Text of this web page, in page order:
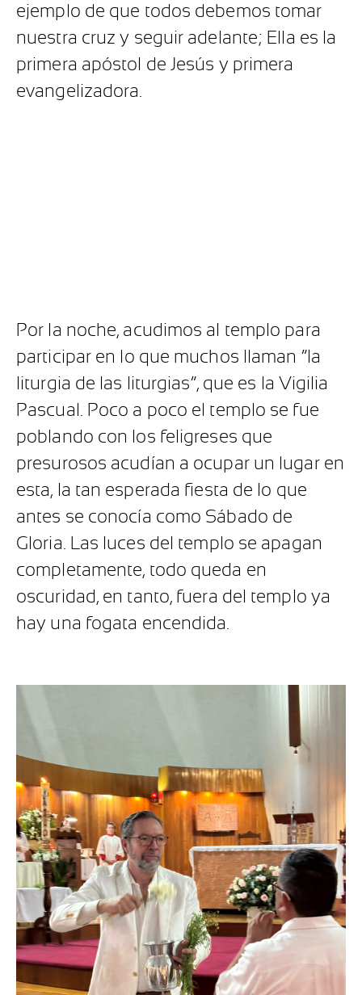
ejemplo de que todos debemos tomar
nuestra cruz y seguir adelante; Ella es la
primera apóstol de Jesús y primera
evangelizadora.
Por la noche, acudimos al templo para
participar en lo que muchos llaman “la
liturgia de las liturgias”, que es la Vigilia
Pascual. Poco a poco el templo se fue
poblando con los feligreses que
presurosos acudían a ocupar un lugar en
esta, la tan esperada fiesta de lo que
antes se conocía como Sábado de
Gloria. Las luces del templo se apagan
completamente, todo queda en
oscuridad, en tanto, fuera del templo ya
hay una fogata encendida.